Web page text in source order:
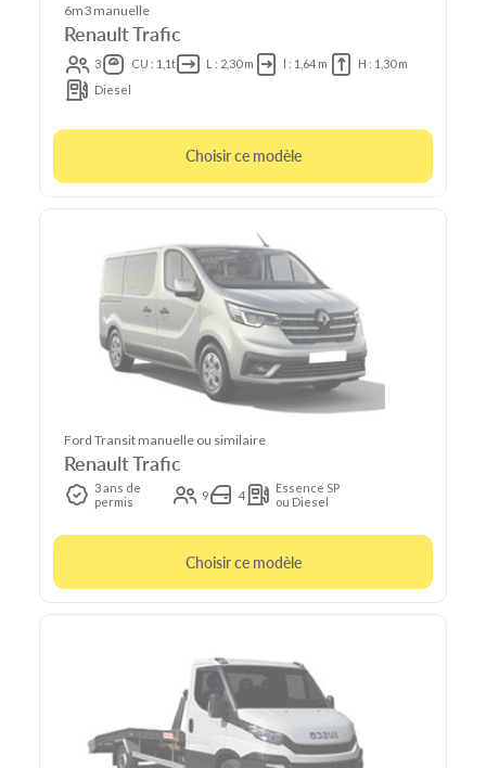
6m3 manuelle
Renault Trafic
3 CU : 1,1t L : 2,30 m l : 1,64 m
H : 1,30 m
Diesel
Choisir ce modèle
Ford Transit manuelle ou similaire
Renault Trafic
3 ans de
permis
9 4
Essence SP
ou Diesel
Choisir ce modèle